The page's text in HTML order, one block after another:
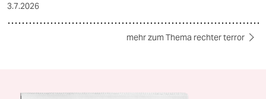
3.7.2026
mehr zum Thema rechter terror